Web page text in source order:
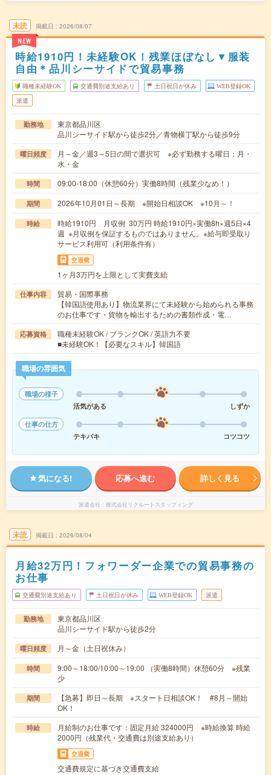
未読
NEW
掲載日 2026/08/07
時給1910円！未経験OK！残業ほぼなし▼服装
自由＊品川シーサイドで貿易事務
職種未経験OK 交通費別途支給あり 土日祝日が休み WEB登録OK
派遣
勤務地
東京都品川区
品川シーサイド駅から徒歩2分／青物横丁駅から徒歩9分
曜日頻度
月～金／週3～5日の間で選択可 ※必ず勤務する曜日：月・
水・金
時間 09:00-18:00（休憩60分）実働8時間（残業少なめ！）
期間 2026年10月01日～長期 ※開始日相談OK ※10月～！
時給
時給1910円 月収例 30万円 時給1910円×実働8h×週5日×4
週 ※月収例を保証するものではありません。※給与即受取り
サービス利用可（利用条件有）
交通費
1ヶ月3万円を上限として実費支給
仕事内容
貿易・国際事務
【韓国語使用あり】物流業界にて未経験から始められる事務
のお仕事です・貨物を輸出するための書類作成・電…
応募資格
職種未経験OK / ブランクOK / 英語力不要
■未経験OK！【必要なスキル】韓国語
職場の雰囲気
職場の様子
活気がある
しずか
仕事の仕方
テキパキ
コツコツ
気になる! 応募へ進む 詳しく見る
派遣会社 株式会社リクルートスタッフィング
未読 掲載日 2026/08/04
月給32万円！フォワーダー企業での貿易事務の
お仕事
交通費別途支給あり 土日祝日が休み WEB登録OK 派遣
勤務地
東京都品川区
品川シーサイド駅から徒歩2分
曜日頻度 月～金（土日祝休み）
時間
9:00～18:00/10:00～19:00 （実働8時間）休憩60分 ※残業
少
期間
【急募】即日～長期 ※スタート日相談OK！ #8月～開始
OK！
時給
月給制のお仕事です：固定月給 324000円 ※時給換算 時給
2000円（残業代・交通費は別途支給あり）
交通費
交通費規定に基づき交通費支給